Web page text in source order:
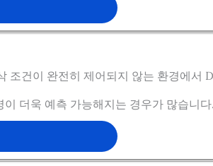
조건이 완전히 제어되지 않는 환경에서
더욱 예측 가능해지는 경우가 많습니다.